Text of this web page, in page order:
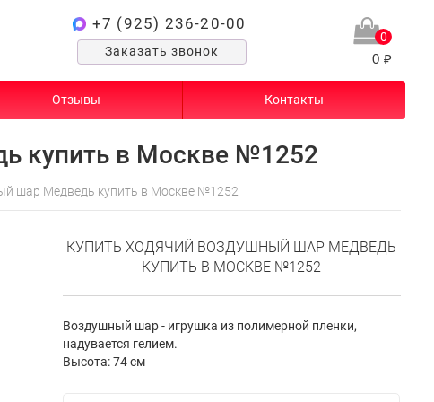
+7 (925) 236-20-00
Заказать звонок
0
0 ₽
Отзывы Контакты
купить в Москве №1252
шар Медведь купить в Москве №1252
КУПИТЬ ХОДЯЧИЙ ВОЗДУШНЫЙ ШАР МЕДВЕДЬ
КУПИТЬ В МОСКВЕ №1252
Воздушный шар - игрушка из полимерной пленки,
надувается гелием.
Высота: 74 см